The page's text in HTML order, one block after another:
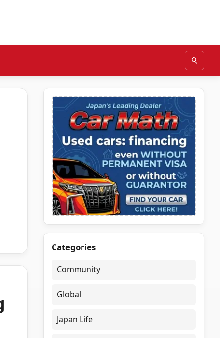
Categories
Community
Global
Japan Life